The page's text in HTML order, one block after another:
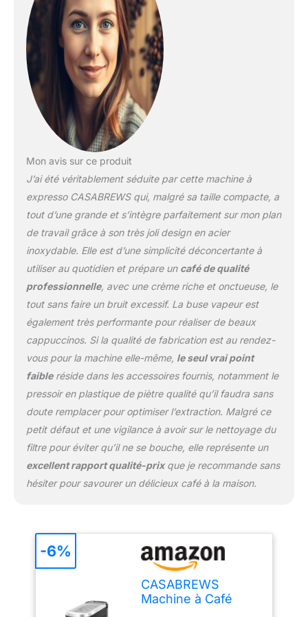
La buse à mousse de lait
traditionnelle mélange la
vapeur, l'air et le lait pour
créer une mousse
particulièrement
crémeuse pour un
cappuccino et un latte
parfaits à la maison
CONCEPTION MINCE :
dans un design en acier
inoxydable. Avec son
design compact et
élégant, il s'intègre non
seulement parfaitement
dans n'importe quelle
cuisine, mais est
également
FACILE À NETTOYER ET
À UTILISER : Nos
espresso machine a café
sont faciles à utiliser et
préparer efficacement
une tasse de café. Avec
seulement 4 boutons,
vous pouvez éviter les
et préparer un expresso
simple ou double avec
un seul bouton Conseils
La machine doit d'abord
refroidir, sinon la
température et la
pression à l'intérieur de la
Mon avis sur ce produit
J’ai été véritablement séduite par cette machine à
expresso CASABREWS qui, malgré sa taille compacte, a
tout d’une grande et s’intègre parfaitement sur mon plan
de travail grâce à son très joli design en acier
inoxydable. Elle est d’une simplicité déconcertante à
utiliser au quotidien et prépare un café de qualité
professionnelle, avec une crème riche et onctueuse, le
tout sans faire un bruit excessif. La buse vapeur est
également très performante pour réaliser de beaux
cappuccinos. Si la qualité de fabrication est au rendez-
vous pour la machine elle-même, le seul vrai point
faibleréside dans les accessoires fournis, notamment le
pressoir en plastique de piètre qualité qu’il faudra sans
doute remplacer pour optimiser l’extraction. Malgré ce
petit défaut et une vigilance à avoir sur le nettoyage du
filtre pour éviter qu’il ne se bouche, elle représente un
excellent rapport qualité-prixque je recommande sans
hésiter pour savourer un délicieux café à la maison.
CASABREWS
Machine à Café
-6%